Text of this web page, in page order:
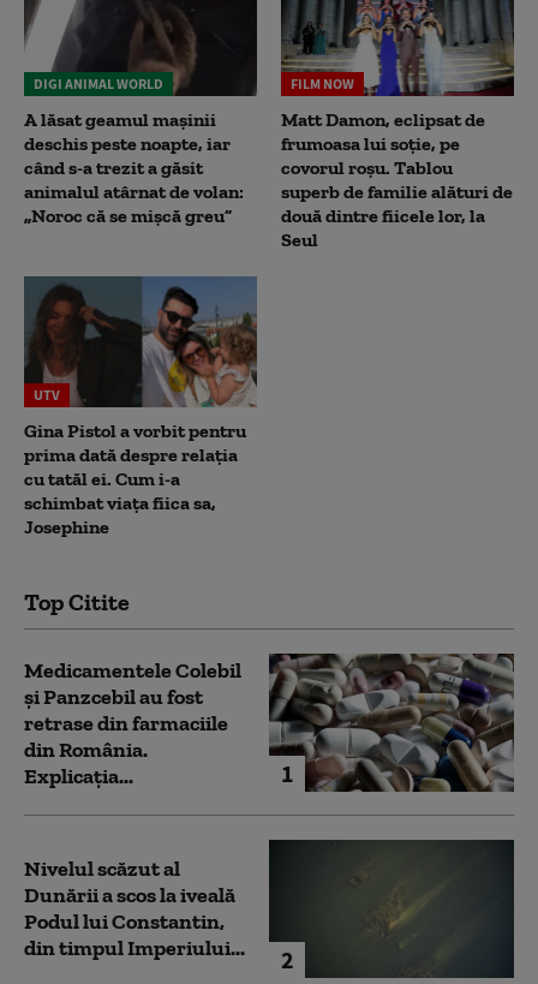
DIGI ANIMAL WORLD
A lăsat geamul mașinii
deschis peste noapte, iar
când s-a trezit a găsit
animalul atârnat de volan:
„Noroc că se mișcă greu”
FILM NOW
Matt Damon, eclipsat de
frumoasa lui soție, pe
covorul roșu. Tablou
superb de familie alături de
două dintre fiicele lor, la
Seul
UTV
Gina Pistol a vorbit pentru
prima dată despre relația
cu tatăl ei. Cum i-a
schimbat viața fiica sa,
Josephine
Top Citite
1
Medicamentele Colebil
și Panzcebil au fost
retrase din farmaciile
din România.
Explicația...
2
Nivelul scăzut al
Dunării a scos la iveală
Podul lui Constantin,
din timpul Imperiului...